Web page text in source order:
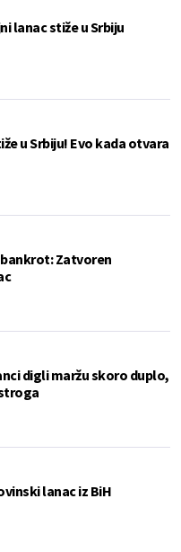
lanac stiže u Srbiju
u Srbiju! Evo kada otvara
Zatvoren
digli maržu skoro duplo,
lanac iz BiH